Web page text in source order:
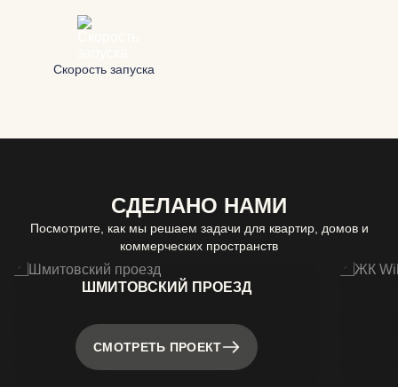
Скорость запуска
СДЕЛАНО НАМИ
Посмотрите, как мы решаем задачи для квартир, домов и
коммерческих пространств
ШМИТОВСКИЙ ПРОЕЗД
СМОТРЕТЬ ПРОЕКТ